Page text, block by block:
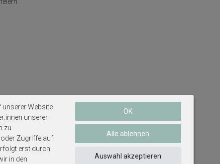
Artikel
Website
unserer
zu
Zugriffe auf
erst durch
in den
OK
Alle ablehnen
Auswahl akzeptieren